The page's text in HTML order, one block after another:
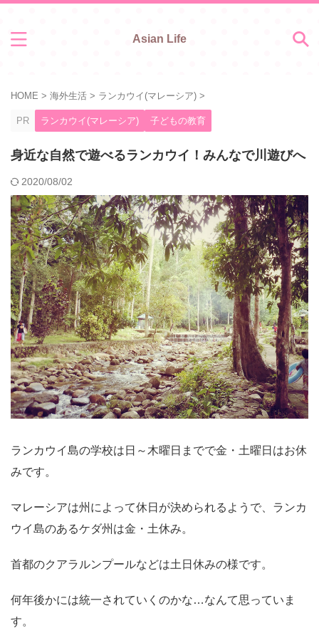
Asian Life
HOME > 海外生活 > ランカウイ(マレーシア) >
PR ランカウイ(マレーシア) 子どもの教育
身近な自然で遊べるランカウイ！みんなで川遊びへ
2020/08/02
ランカウイ島の学校は日～木曜日までで金・土曜日はお休
みです。
マレーシアは州によって休日が決められるようで、ランカ
ウイ島のあるケダ州は金・土休み。
首都のクアラルンプールなどは土日休みの様です。
何年後かには統一されていくのかな…なんて思っていま
す。